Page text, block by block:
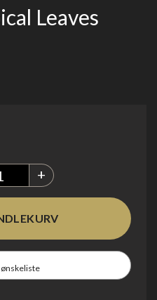
Leaves
+
ønskeliste